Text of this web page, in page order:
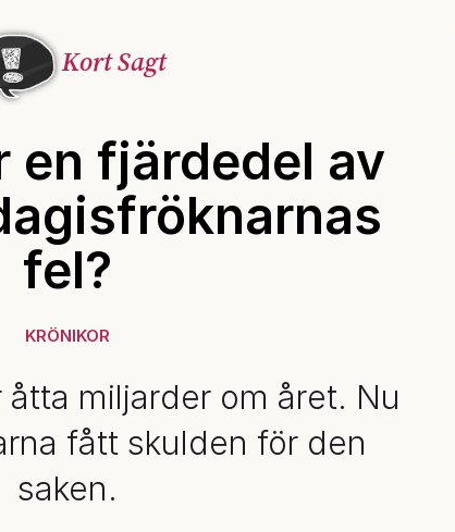
Kort Sagt
en fjärdedel av
fel?
KRÖNIKOR
miljarder om året. Nu
fått skulden för den
saken.